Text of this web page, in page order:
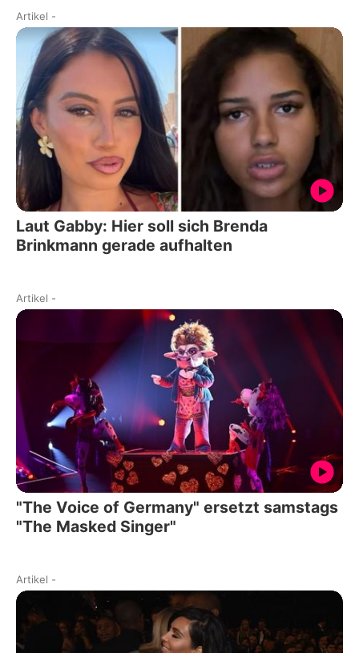
Artikel -
Laut Gabby: Hier soll sich Brenda
Brinkmann gerade aufhalten
Artikel -
"The Voice of Germany" ersetzt samstags
"The Masked Singer"
Artikel -